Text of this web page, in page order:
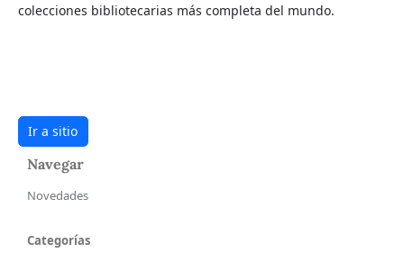
colecciones bibliotecarias más completa del mundo.
Ir a sitio
Navegar
Novedades
Categorías